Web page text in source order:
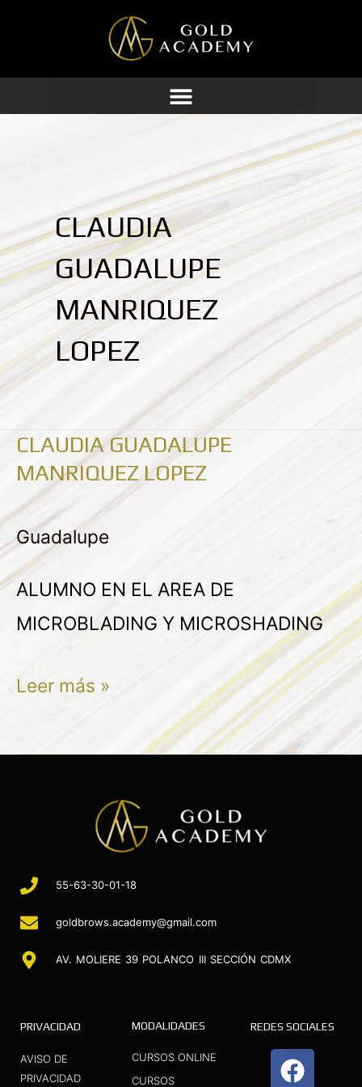
contenido
CLAUDIA
GUADALUPE
MANRIQUEZ
LOPEZ
CLAUDIA GUADALUPE
MANRIQUEZ LOPEZ
Guadalupe
ALUMNO EN EL AREA DE
MICROBLADING Y MICROSHADING
CLAUDIA
GUADALUPE
MANRIQUEZ
LOPEZ
Leer más »
55-63-30-01-18
goldbrows.academy@gmail.com
AV. MOLIERE 39 POLANCO III SECCIÓN CDMX
PRIVACIDAD
AVISO DE
PRIVACIDAD
MODALIDADES
CURSOS ONLINE
CURSOS
REDES SOCIALES
F
I
Y